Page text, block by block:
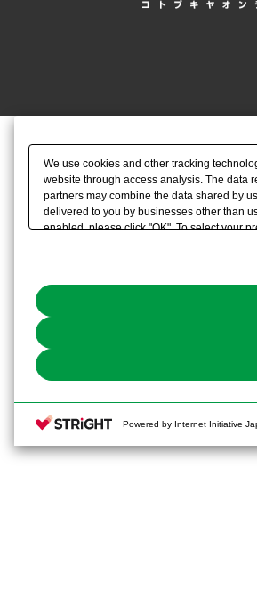
We use cookies and other tracking
website through access analysis. The data
partners may combine the data shared by
delivered to you by businesses other than
enabled, please click "OK". To select your
Powered by Internet Initiative